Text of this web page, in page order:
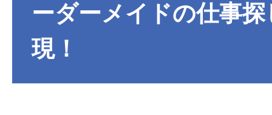
ーダーメイドの仕事
現！